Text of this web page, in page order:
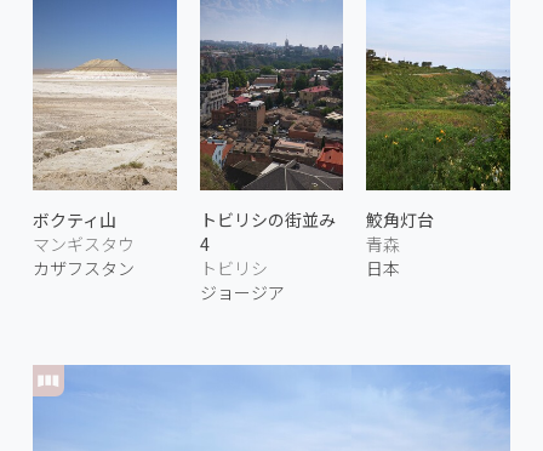
ボクティ山
マンギスタウ
カザフスタン
トビリシの街並み
4
トビリシ
ジョージア
鮫角灯台
青森
日本